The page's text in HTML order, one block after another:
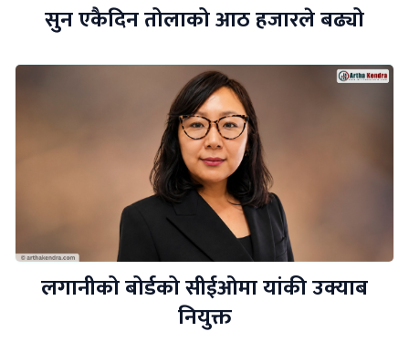
सुन एकैदिन तोलाको आठ हजारले बढ्यो
लगानीको बोर्डको सीईओमा यांकी उक्याब
नियुक्त